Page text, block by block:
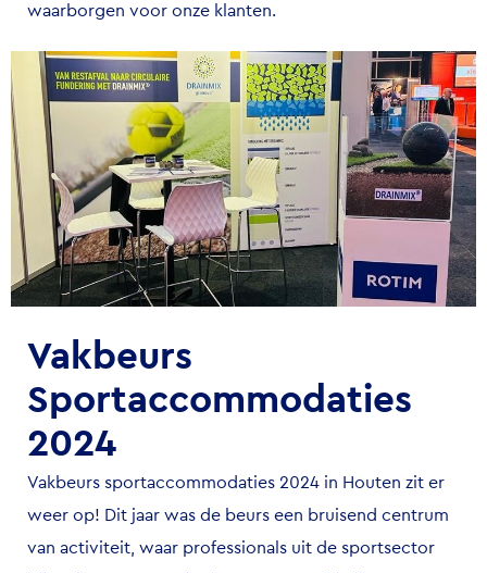
waarborgen voor onze klanten.
Vakbeurs
Sportaccommodaties
2024
Vakbeurs sportaccommodaties 2024 in Houten zit er
weer op! Dit jaar was de beurs een bruisend centrum
van activiteit, waar professionals uit de sportsector